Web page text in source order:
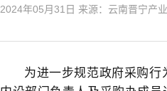
2024年05月31日 来源：云南晋宁产
为进一步规范政府采购